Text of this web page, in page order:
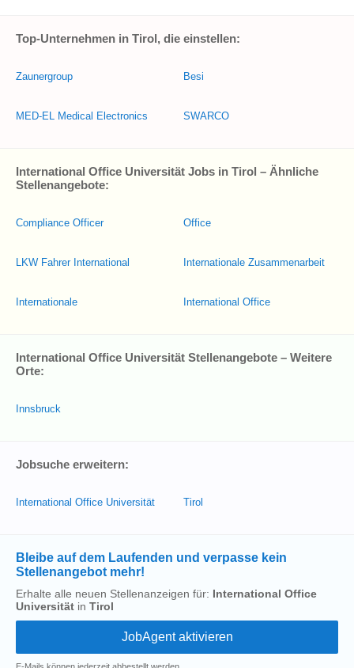
Top-Unternehmen in Tirol, die einstellen:
Zaunergroup
MED-EL Medical Electronics
Besi
SWARCO
International Office Universität Jobs in Tirol – Ähnliche
Stellenangebote:
Compliance Officer
LKW Fahrer International
Internationale
Office
Internationale Zusammenarbeit
International Office
International Office Universität Stellenangebote – Weitere
Orte:
Innsbruck
Jobsuche erweitern:
International Office Universität Tirol
Bleibe auf dem Laufenden und verpasse kein
Stellenangebot mehr!
Erhalte alle neuen Stellenanzeigen für: International Office
Universität in Tirol